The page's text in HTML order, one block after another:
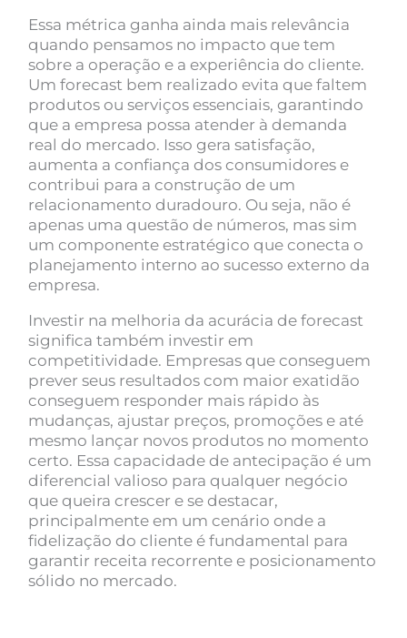
Essa métrica ganha ainda mais relevância
quando pensamos no impacto que tem
sobre a operação e a experiência do cliente.
Um forecast bem realizado evita que faltem
produtos ou serviços essenciais, garantindo
que a empresa possa atender à demanda
real do mercado. Isso gera satisfação,
aumenta a confiança dos consumidores e
contribui para a construção de um
relacionamento duradouro. Ou seja, não é
apenas uma questão de números, mas sim
um componente estratégico que conecta o
planejamento interno ao sucesso externo da
empresa.
Investir na melhoria da acurácia de forecast
significa também investir em
competitividade. Empresas que conseguem
prever seus resultados com maior exatidão
conseguem responder mais rápido às
mudanças, ajustar preços, promoções e até
mesmo lançar novos produtos no momento
certo. Essa capacidade de antecipação é um
diferencial valioso para qualquer negócio
que queira crescer e se destacar,
principalmente em um cenário onde a
fidelização do cliente é fundamental para
garantir receita recorrente e posicionamento
sólido no mercado.